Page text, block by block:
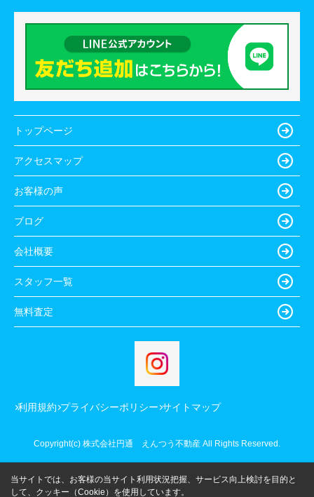
トップページ
アクセスマップ
お客様の声
ブログ
会社概要
スタッフ一覧
無料査定
利用規約 プライバシーポリシー サイトマップ
Copyright(c) 株式会社円通 えんつう不動産 All Rights Reserved.
当サイトでは、お客様の当サイト利用状況把握、サービス向上検討を目的と
して、クッキー（Cookie）を使用しています。